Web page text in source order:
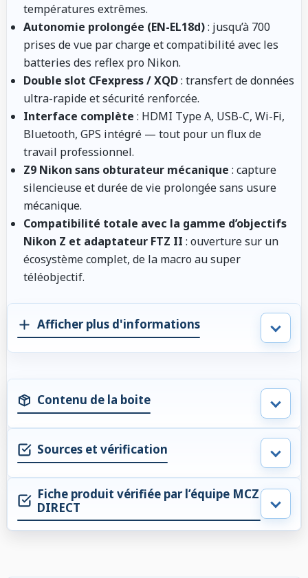
températures extrêmes.
Autonomie prolongée (EN-EL18d): jusqu’à 700
prises de vue par charge et compatibilité avec les
batteries des reflex pro Nikon.
Double slot CFexpress / XQD: transfert de données
ultra-rapide et sécurité renforcée.
Interface complète : HDMI Type A, USB-C, Wi-Fi,
Bluetooth, GPS intégré — tout pour un flux de
travail professionnel.
Z9 Nikon sans obturateur mécanique : capture
silencieuse et durée de vie prolongée sans usure
mécanique.
Compatibilité totale avec la gamme d’objectifs
Nikon Z et adaptateur FTZ II : ouverture sur un
écosystème complet, de la macro au super
téléobjectif.
Afficher plus d'informations
Contenu de la boite
Sources et vérification
Fiche produit vérifiée par l’équipe MCZ
DIRECT